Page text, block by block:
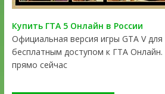
Купить ГТА 5 Онлайн в России
Официальная версия игры GTA V
бесплатным доступом к ГТА Онлайн.
прямо сейчас